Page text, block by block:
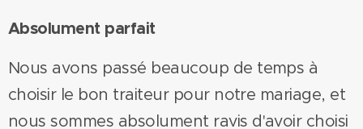
Absolument parfait
Nous avons passé beaucoup de temps à
choisir le bon traiteur pour notre mariage, et
nous sommes absolument ravis d'avoir choisi